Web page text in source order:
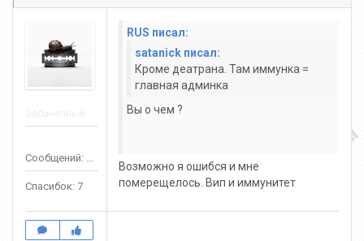
Сообщений: 60
Спасибок: 7
RUS писал:
satanick писал:
Кpоме деатpана. Там иммунка =
главная админка
Вы о чем ?
Возможно я ошибся и мне
померещелось. Вип и иммунитет